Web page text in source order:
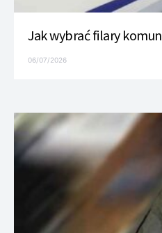
Jak wybrać filary
06/07/2026